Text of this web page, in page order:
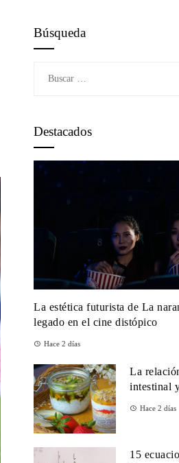
Búsqueda
Destacados
La estética futurista de La
legado en el cine distópico
Hace 2 días
La
intestinal
Hace 2 días
15